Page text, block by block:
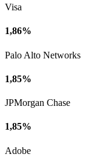
Visa
1,86%
Palo Alto Networks
1,85%
JPMorgan Chase
1,85%
Adobe